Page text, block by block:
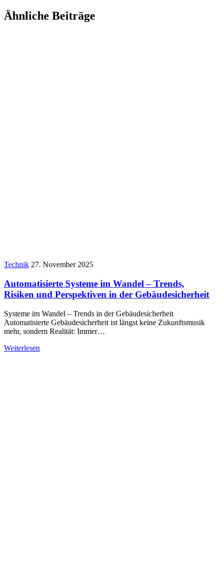
Ähnliche Beiträge
Technik 27. November 2025
Automatisierte Systeme im Wandel – Trends,
Risiken und Perspektiven in der Gebäudesicherheit
Systeme im Wandel – Trends in der Gebäudesicherheit
Automatisierte Gebäudesicherheit ist längst keine Zukunftsmusik
mehr, sondern Realität: Immer…
Weiterlesen